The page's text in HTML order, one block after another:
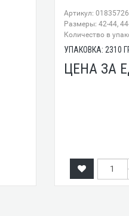
Артикул:
Размеры: 42-44,
Количество в
УПАКОВКА: 2310
ЦЕНА ЗА